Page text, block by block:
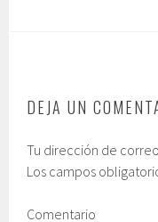
DEJA UN
Tu dirección de
Los campos
Comentario